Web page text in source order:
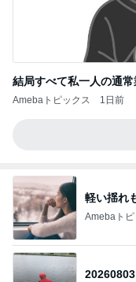
結局すべて私一人の通常
Amebaトピックス 1日前
軽い揺れ
Amebaトピ